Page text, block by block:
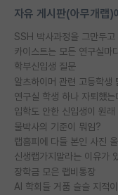
자유 게시판(아무개랩)
카이스트는 모든 연구실마
학부신입생 질문
알츠하이머 관련 고등학생
연구실 학생 하나 자퇴했는
입학도 안한 신입생이 원
물박사의 기준이 뭐임?
랩홈피에 다들 본인 사진
신생랩가지말라는 이유가
장학금 모은 랩비통장
AI 학회들 거품 슬슬 지적